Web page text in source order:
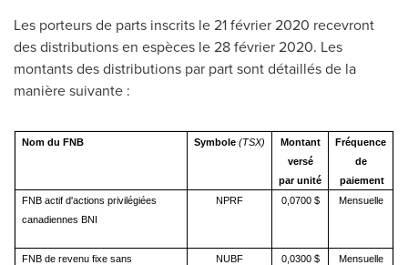
Les porteurs de parts inscrits le 21 février 2020 recevront
des distributions en espèces le 28 février 2020. Les
montants des distributions par part sont détaillés de la
manière suivante :
Nom du FNB Symbole (TSX)
Montant
versé
par unité
Fréquence
de
paiement
FNB actif d'actions privilégiées
canadiennes BNI
NPRF 0,0700 $ Mensuelle
FNB de revenu fixe sans
NUBF 0,0300 $ Mensuelle